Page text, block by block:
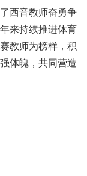
西音教师奋勇争
来持续推进体育
教师为榜样，积
体魄，共同营造